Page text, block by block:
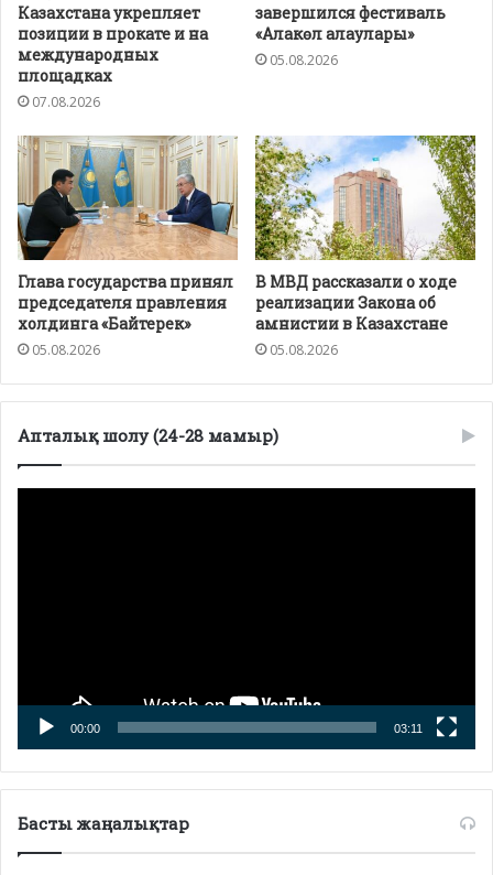
Казахстана укрепляет
позиции в прокате и на
международных
площадках
07.08.2026
завершился фестиваль
«Алакөл алаулары»
05.08.2026
Глава государства принял
председателя правления
холдинга «Байтерек»
05.08.2026
В МВД рассказали о ходе
реализации Закона об
амнистии в Казахстане
05.08.2026
Апталық шолу (24-28 мамыр)
00:00 03:11
Басты жаңалықтар